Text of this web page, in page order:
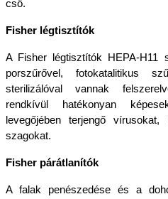
cső.
Fisher légtisztítók
A Fisher légtisztítók HEPA-H11
porszűrővel, fotokatalitikus
sterilizálóval vannak
rendkívül hatékonyan
levegőjében terjengő
szagokat.
Fisher párátlanítók
A falak penészedése és a